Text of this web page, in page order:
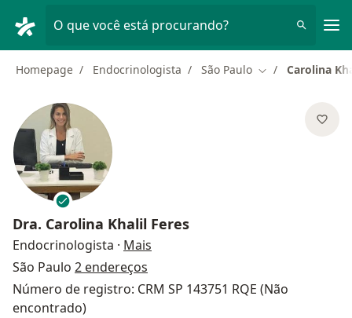
O que você está procurando?
Homepage Endocrinologista São Paulo Mudar de cidade
Carolina
Dra. Carolina Khalil Feres
Endocrinologista · Mais
São Paulo 2 endereços
Número de registro: CRM SP 143751 RQE (Não
encontrado)